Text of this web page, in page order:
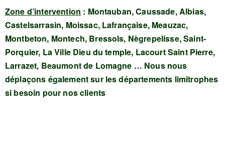
Zone d’intervention : Montauban, Caussade, Albias,
Castelsarrasin, Moissac, Lafrançaise, Meauzac,
Montbeton, Montech, Bressols, Nègrepelisse, Saint-
Porquier, La Ville Dieu du temple, Lacourt Saint Pierre,
Larrazet, Beaumont de Lomagne … Nous nous
déplaçons également sur les départements limitrophes
si besoin pour nos clients